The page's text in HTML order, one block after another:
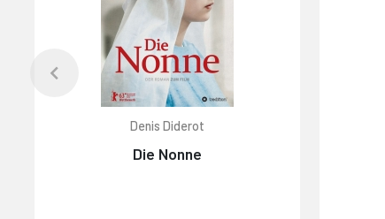
Denis Diderot
Die Nonne